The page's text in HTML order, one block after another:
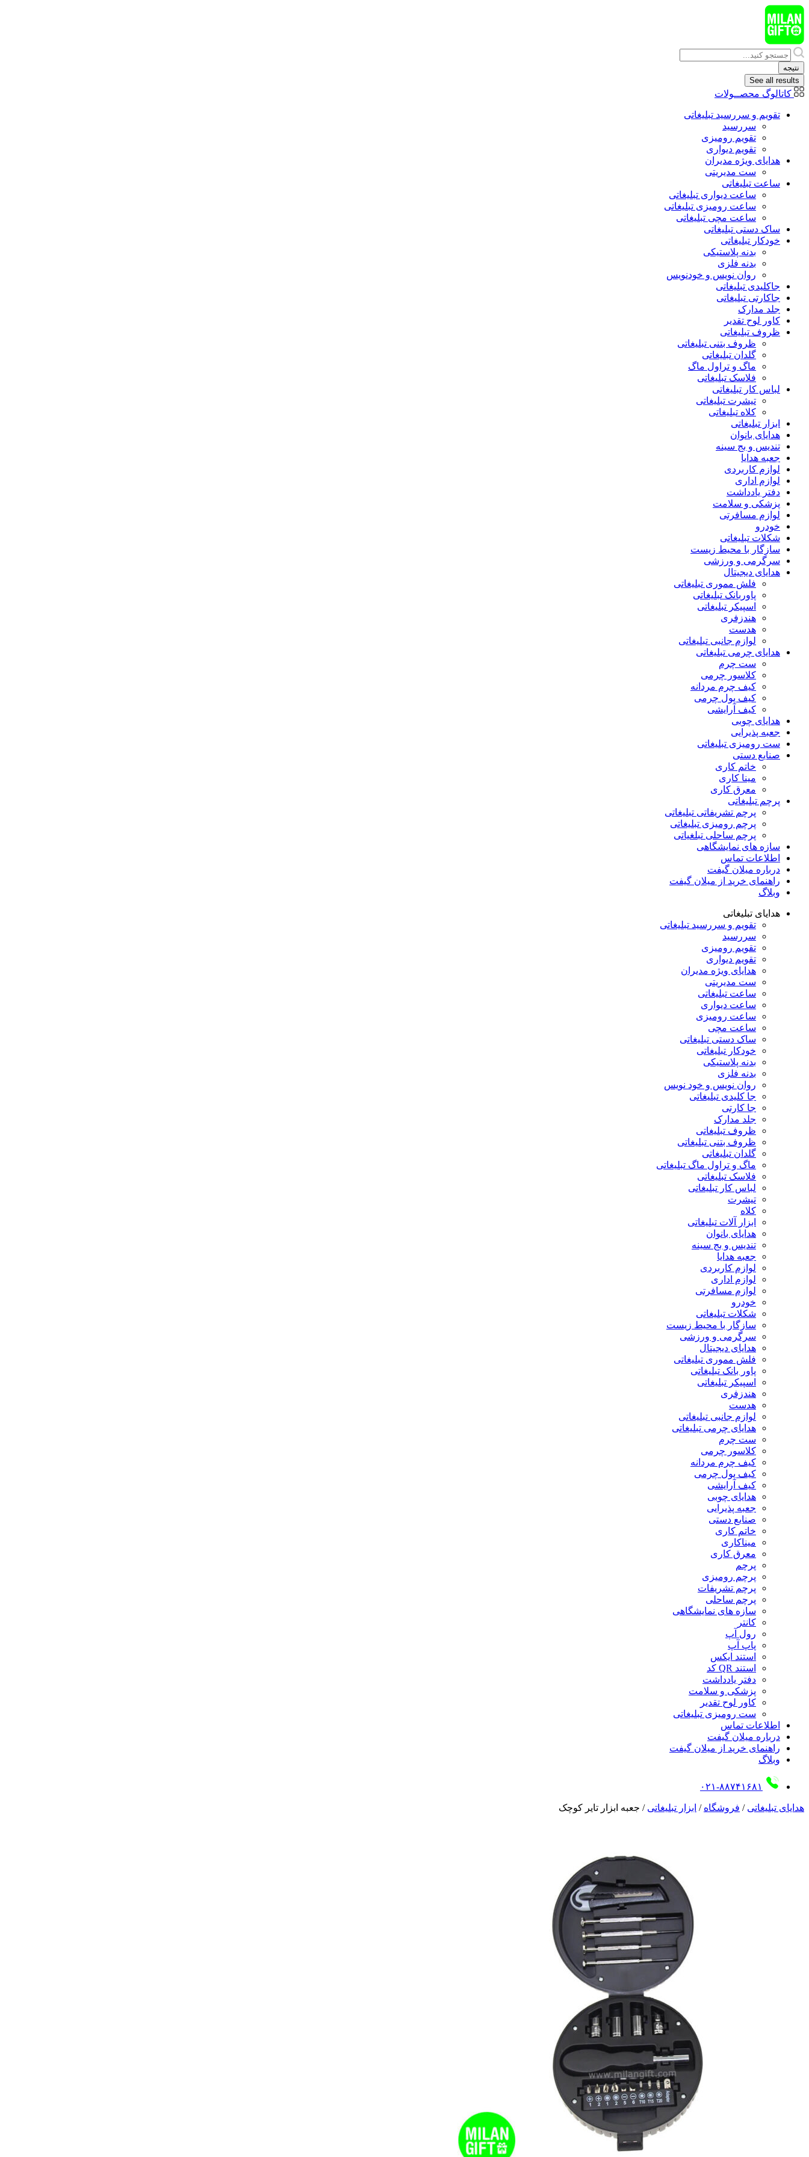
پرش
به
محتوا
Search
...
نتیجه
See all results
کاتالوگ محصــولات
تقویم و سررسید تبلیغاتی
سررسید
تقویم رومیزی
تقویم دیواری
هدایای ويژه مدیران
ست مدیریتی
ساعت تبلیغاتی
ساعت دیواری تبلیغاتی
ساعت رومیزی تبلیغاتی
ساعت مچی تبلیغاتی
ساک دستی تبلیغاتی
خودکار تبلیغاتی
بدنه پلاستیکی
بدنه فلزی
روان نویس و خودنویس
جاکلیدی تبلیغاتی
جاکارتی تبلیغاتی
جلد مدارک
کاور لوح تقدیر
ظروف تبلیغاتی
ظروف بتنی تبلیغاتی
گلدان تبلیغاتی
ماگ و تراول ماگ
فلاسک تبلیغاتی
لباس کار تبلیغاتی
تیشرت تبلیغاتی
کلاه تبلیغاتی
ابزار تبلیغاتی
هدایای بانوان
تندیس و بج سینه
جعبه هدایا
لوازم کاربردی
لوازم اداری
دفتر یادداشت
پزشکی و سلامت
لوازم مسافرتی
خودرو
شکلات تبلیغاتی
سازگار با محیط زیست
سرگرمی و ورزشی
هدایای دیجیتال
فلش مموری تبلیغاتی
پاوربانک تبلیغاتی
اسپیکر تبلیغاتی
هندزفری
هدست
لوازم جانبی تبلیغاتی
هدایای چرمی تبلیغاتی
ست چرم
کلاسور چرمی
کیف چرم مردانه
کیف پول چرمی
کیف آرایشی
هدایای چوبی
جعبه پذیرایی
ست رومیزی تبلیغاتی
صنایع دستی
خاتم کاری
مینا کاری
معرق کاری
پرچم تبلیغاتی
پرچم تشریفاتی تبلیغاتی
پرچم رومیزی تبلیغاتی
پرچم ساحلی تبلغیاتی
سازه های نمایشگاهی
اطلاعات تماس
درباره میلان گیفت
راهنمای خرید از میلان گیفت
وبلاگ
هدایای تبلیغاتی
تقویم و سررسید تبلیغاتی
سررسید
تقویم رومیزی
تقویم دیواری
هدایای ویژه مدیران
ست مدیریتی
ساعت تبلیغاتی
ساعت دیواری
ساعت رومیزی
ساعت مچی
ساک دستی تبلیغاتی
خودکار تبلیغاتی
بدنه پلاستیکی
بدنه فلزی
روان نویس و خود نویس
جا کلیدی تبلیغاتی
جا کارتی
جلد مدارک
ظروف تبلیغاتی
ظروف بتنی تبلیغاتی
گلدان تبلیغاتی
ماگ و تراول ماگ تبلیغاتی
فلاسک تبلیغاتی
لباس کار تبلیغاتی
تیشرت
کلاه
ابزار آلات تبلیغاتی
هدایای بانوان
تندیس و بج سینه
جعبه هدایا
لوازم کاربردی
لوازم اداری
لوازم مسافرتی
خودرو
شکلات تبلیغاتی
سازگار با محیط زیست
سرگرمی و ورزشی
هدایای دیجیتال
فلش مموری تبلیغاتی
پاور بانک تبلیغاتی
اسپیکر تبلیغاتی
هندزفری
هدست
لوازم جانبی تبلیغاتی
هدایای چرمی تبلیغاتی
ست چرم
کلاسور چرمی
کیف چرم مردانه
کیف پول چرمی
کیف آرایشی
هدایای چوبی
جعبه پذیرایی
صنایع دستی
خاتم کاری
میناکاری
معرق کاری
پرچم
پرچم رومیزی
پرچم تشریفات
پرچم ساحلی
سازه های نمایشگاهی
کانتر
رول آپ
پاپ آپ
استند ایکس
استند QR کد
دفتر یادداشت
پزشکی و سلامت
کاور لوح تقدیر
ست رومیزی تبلیغاتی
اطلاعات تماس
درباره میلان گیفت
راهنمای خرید از میلان گیفت
وبلاگ
۰۲۱-۸۸۷۴۱۶۸۱
هدایای تبلیغاتی / فروشگاه / ابزار تبلیغاتی / جعبه ابزار تایر کوچک